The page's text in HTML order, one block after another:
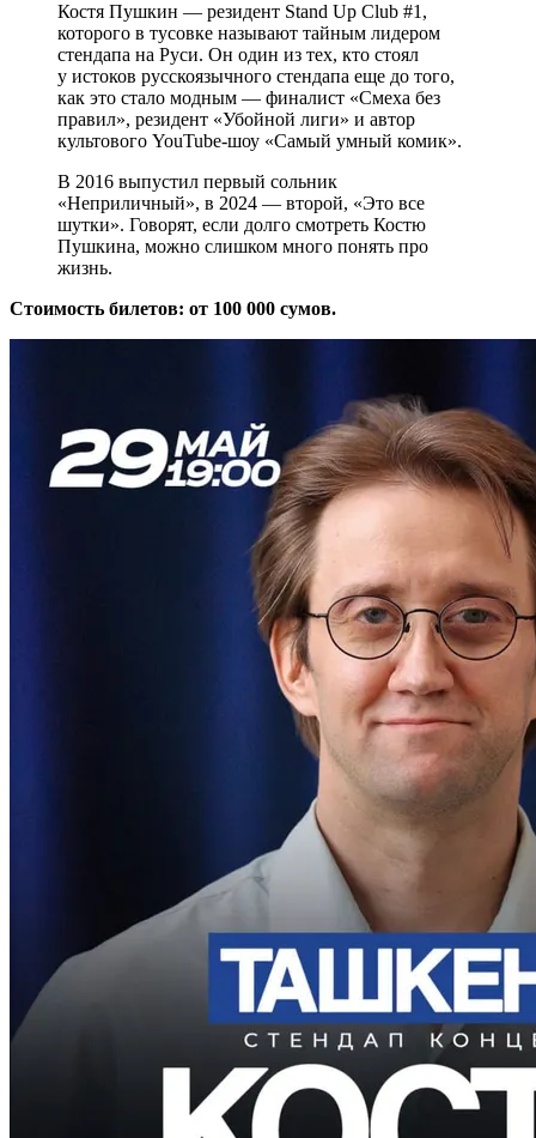
Костя Пушкин — резидент Stand Up Club #1,
которого в тусовке называют тайным лидером
стендапа на Руси. Он один из тех, кто стоял
у истоков русскоязычного стендапа еще до того,
как это стало модным — финалист «Смеха без
правил», резидент «Убойной лиги» и автор
культового YouTube-шоу «Самый умный комик».
В 2016 выпустил первый сольник
«Неприличный», в 2024 — второй, «Это все
шутки». Говорят, если долго смотреть Костю
Пушкина, можно слишком много понять про
жизнь.
Cтоимость билетов: от 100 000 сумов.